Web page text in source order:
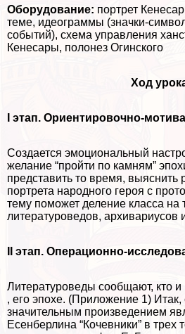
Оборудование: портрет
теме, идеограммы (значки-
событий), схема управления
Кенесары, полонез Огинского
Ход
I этап. Ориентировочно-
Создается эмоциональный
желание “пройти по камням”
представить то время, выяснить
портрета народного героя с
тему поможет деление класса на
литературоведов, архивариусов
II этап. Операционно-
Литературоведы сообщают, кто и
, его эпохе. (Приложение 1)
значительным произведением
Есенберлина “Кочевники” в трех